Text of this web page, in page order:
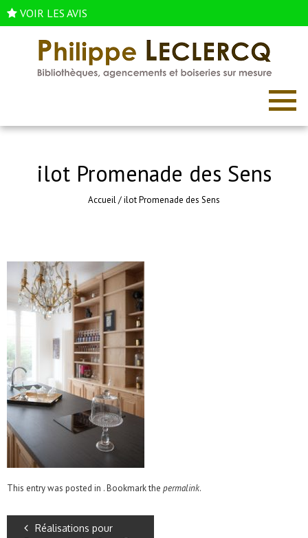
VOIR LES AVIS
ilot Promenade des Sens
Accueil/ilot Promenade des Sens
This entry was posted in . Bookmark the permalink.
Réalisations pour